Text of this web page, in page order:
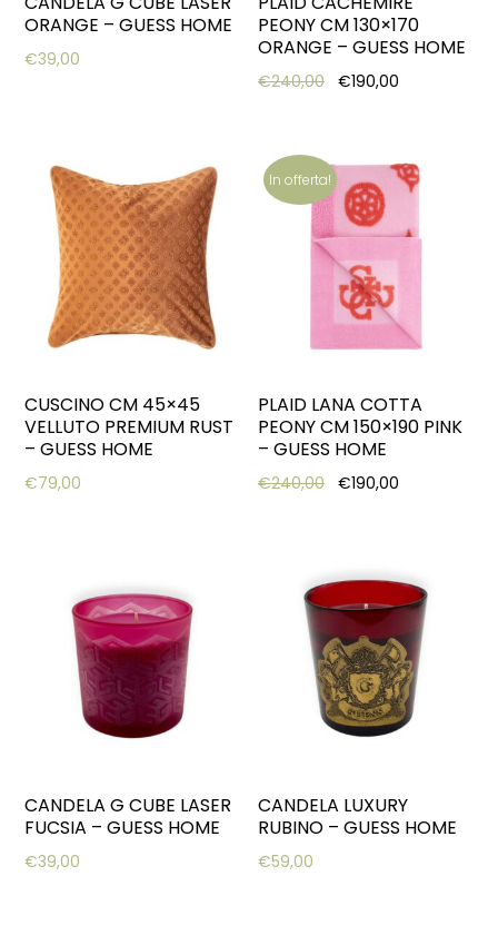
ORANGE – GUESS HOME
€39,00
PEONY CM 130×170
ORANGE – GUESS HOME
€240,00 Original price was:
€190,00
CUSCINO CM 45×45
VELLUTO PREMIUM RUST
– GUESS HOME
€79,00
In offerta!
PLAID LANA COTTA
PEONY CM 150×190 PINK
– GUESS HOME
€240,00 Original price was:
€190,00
CANDELA G CUBE LASER
FUCSIA – GUESS HOME
€39,00
CANDELA LUXURY
RUBINO – GUESS HOME
€59,00